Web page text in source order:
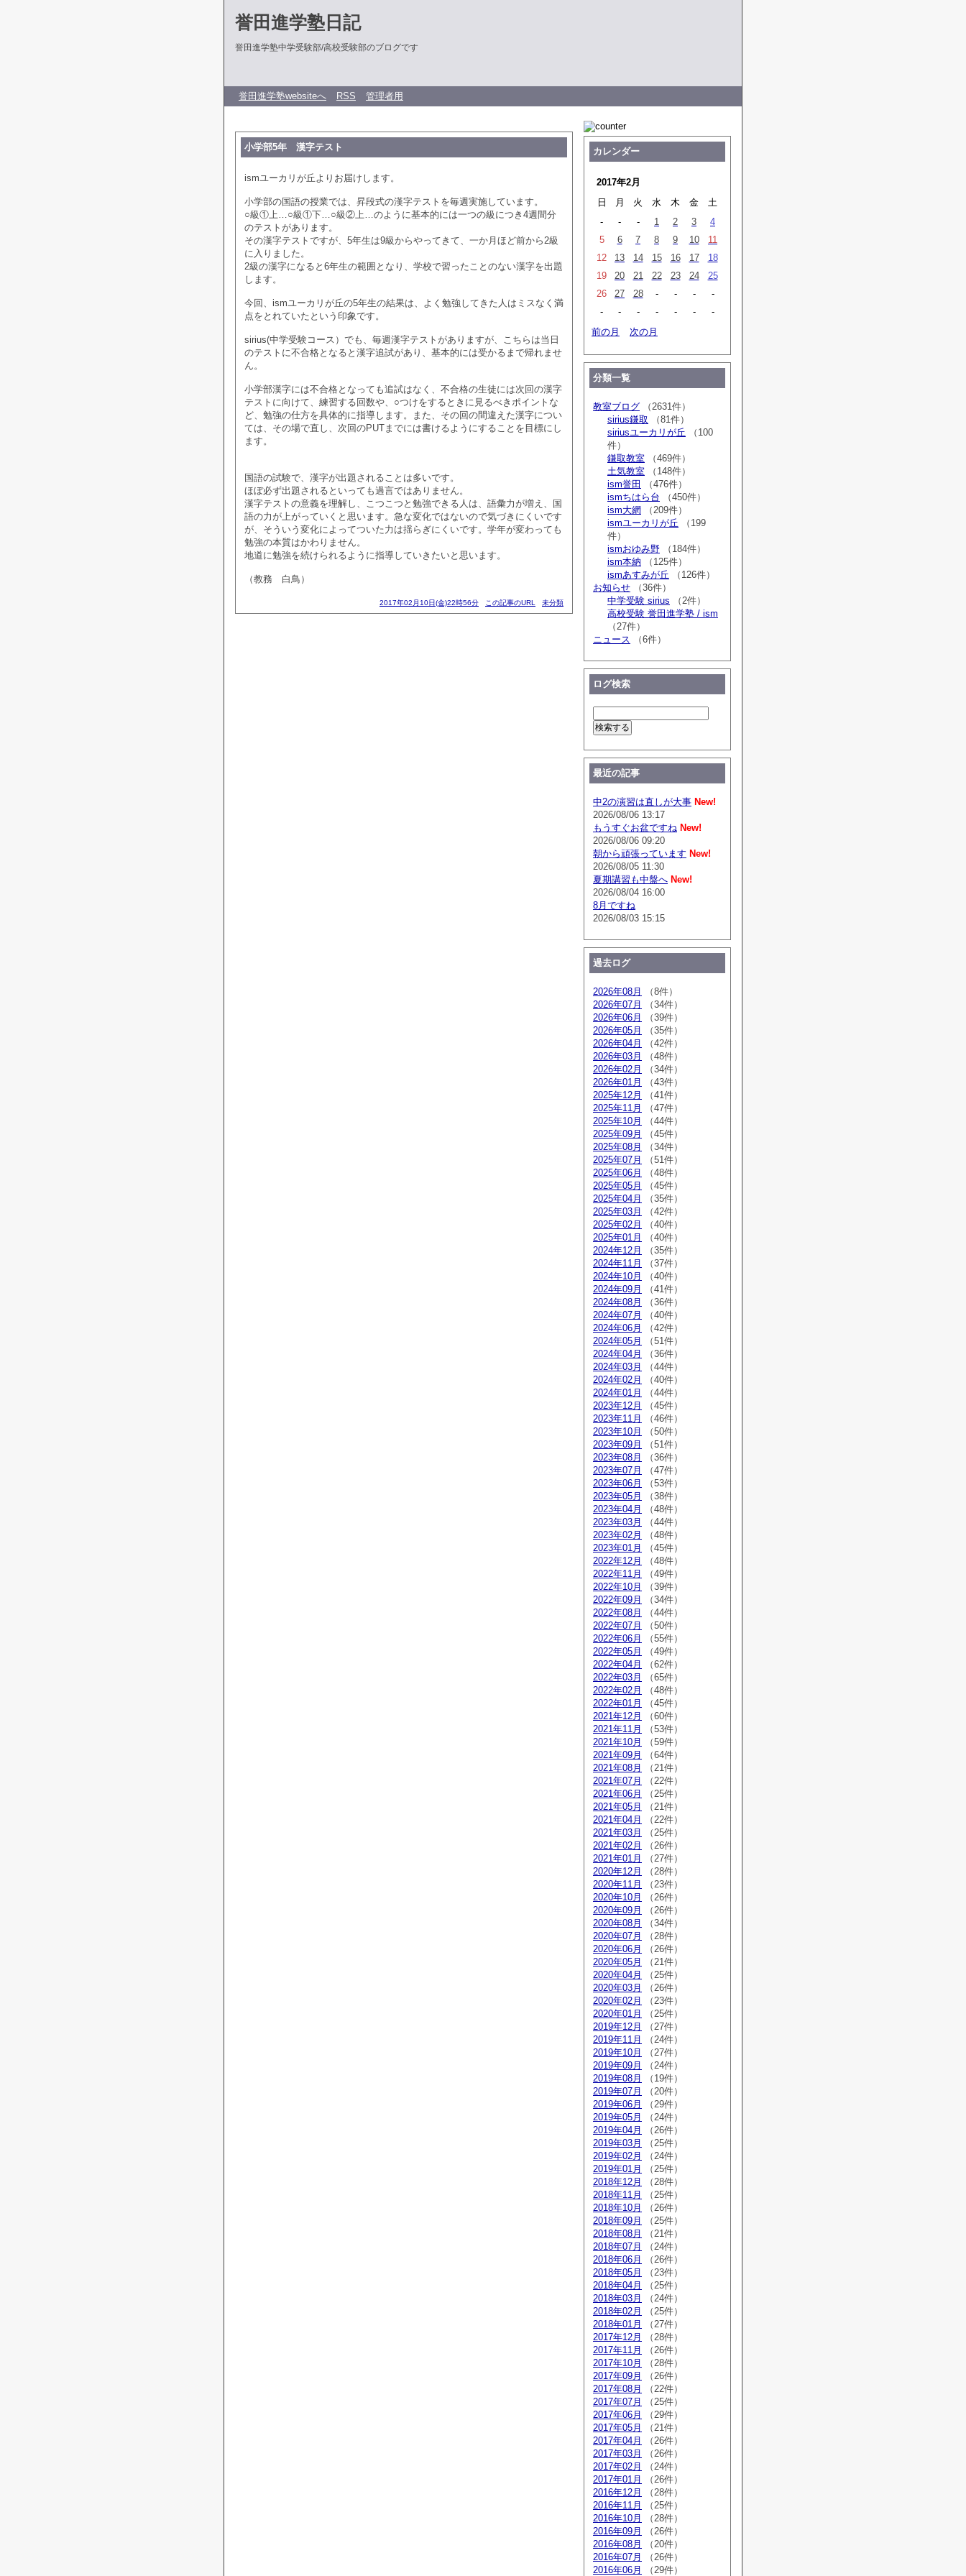
誉田進学塾日記
誉田進学塾中学受験部/高校受験部のブログです
誉田進学塾websiteへ RSS 管理者用
小学部5年 漢字テスト
ismユーカリが丘よりお届けします。
小学部の国語の授業では、昇段式の漢字テストを毎週実施しています。
○級①上…○級①下…○級②上…のように基本的には一つの級につき4週間分
のテストがあります。
その漢字テストですが、5年生は9級からやってきて、一か月ほど前から2級
に入りました。
2級の漢字になると6年生の範囲となり、学校で習ったことのない漢字を出題
します。
今回、ismユーカリが丘の5年生の結果は、よく勉強してきた人はミスなく満
点をとれていたという印象です。
sirius(中学受験コース）でも、毎週漢字テストがありますが、こちらは当日
のテストに不合格となると漢字追試があり、基本的には受かるまで帰れませ
ん。
小学部漢字には不合格となっても追試はなく、不合格の生徒には次回の漢字
テストに向けて、練習する回数や、○つけをするときに見るべきポイントな
ど、勉強の仕方を具体的に指導します。また、その回の間違えた漢字につい
ては、その場で直し、次回のPUTまでには書けるようにすることを目標にし
ます。
国語の試験で、漢字が出題されることは多いです。
ほぼ必ず出題されるといっても過言ではありません。
漢字テストの意義を理解し、こつこつと勉強できる人は、語彙力が増え、国
語の力が上がっていくと思います。急な変化ではないので気づきにくいです
が、そういう変化によってついた力は揺らぎにくいです。学年が変わっても
勉強の本質はかわりません。
地道に勉強を続けられるように指導していきたいと思います。
（教務 白鳥）
2017年02月10日(金)22時56分 この記事のURL 未分類
カレンダー
2017年2月
日
月 火 水 木 金
土
-
- - 1 2 3
4
5
6 7 8 9 10
11
12
13 14 15 16 17
18
19
20 21 22 23 24
25
26
27 28 - - -
-
-
- - - - -
-
前の月
次の月
分類一覧
教室ブログ （2631件）
sirius鎌取 （81件）
siriusユーカリが丘 （100
件）
鎌取教室 （469件）
土気教室 （148件）
ism誉田
（476件）
ismちはら台 （450件）
ism大網 （209件）
ismユーカリが丘 （199
件）
ismおゆみ野 （184件）
ism本納 （125件）
ismあすみが丘 （126件）
お知らせ （36件）
中学受験 sirius （2件）
高校受験 誉田進学塾 / ism
（27件）
ニュース （6件）
ログ検索
最近の記事
中2の演習は直しが大事 New!
2026/08/06 13:17
もうすぐお盆ですね New!
2026/08/06 09:20
朝から頑張っています New!
2026/08/05 11:30
夏期講習も中盤へ New!
2026/08/04 16:00
8月ですね
2026/08/03 15:15
過去ログ
2026年08月
（8件）
2026年07月
（34件）
2026年06月
（39件）
2026年05月
（35件）
2026年04月
（42件）
2026年03月
（48件）
2026年02月
（34件）
2026年01月
（43件）
2025年12月
（41件）
2025年11月
（47件）
2025年10月
（44件）
2025年09月
（45件）
2025年08月
（34件）
2025年07月
（51件）
2025年06月
（48件）
2025年05月
（45件）
2025年04月
（35件）
2025年03月
（42件）
2025年02月
（40件）
2025年01月
（40件）
2024年12月
（35件）
2024年11月
（37件）
2024年10月
（40件）
2024年09月
（41件）
2024年08月
（36件）
2024年07月
（40件）
2024年06月
（42件）
2024年05月
（51件）
2024年04月
（36件）
2024年03月
（44件）
2024年02月
（40件）
2024年01月
（44件）
2023年12月
（45件）
2023年11月
（46件）
2023年10月
（50件）
2023年09月
（51件）
2023年08月
（36件）
2023年07月
（47件）
2023年06月
（53件）
2023年05月
（38件）
2023年04月
（48件）
2023年03月
（44件）
2023年02月
（48件）
2023年01月
（45件）
2022年12月
（48件）
2022年11月
（49件）
2022年10月
（39件）
2022年09月
（34件）
2022年08月
（44件）
2022年07月
（50件）
2022年06月
（55件）
2022年05月
（49件）
2022年04月
（62件）
2022年03月
（65件）
2022年02月
（48件）
2022年01月
（45件）
2021年12月
（60件）
2021年11月
（53件）
2021年10月
（59件）
2021年09月
（64件）
2021年08月
（21件）
2021年07月
（22件）
2021年06月
（25件）
2021年05月
（21件）
2021年04月
（22件）
2021年03月
（25件）
2021年02月
（26件）
2021年01月
（27件）
2020年12月
（28件）
2020年11月
（23件）
2020年10月
（26件）
2020年09月
（26件）
2020年08月
（34件）
2020年07月
（28件）
2020年06月
（26件）
2020年05月
（21件）
2020年04月
（25件）
2020年03月
（26件）
2020年02月
（23件）
2020年01月
（25件）
2019年12月
（27件）
2019年11月
（24件）
2019年10月
（27件）
2019年09月
（24件）
2019年08月
（19件）
2019年07月
（20件）
2019年06月
（29件）
2019年05月
（24件）
2019年04月
（26件）
2019年03月
（25件）
2019年02月
（24件）
2019年01月
（25件）
2018年12月
（28件）
2018年11月
（25件）
2018年10月
（26件）
2018年09月
（25件）
2018年08月
（21件）
2018年07月
（24件）
2018年06月
（26件）
2018年05月
（23件）
2018年04月
（25件）
2018年03月
（24件）
2018年02月
（25件）
2018年01月
（27件）
2017年12月
（28件）
2017年11月
（26件）
2017年10月
（28件）
2017年09月
（26件）
2017年08月
（22件）
2017年07月
（25件）
2017年06月
（29件）
2017年05月
（21件）
2017年04月
（26件）
2017年03月
（26件）
2017年02月
（24件）
2017年01月
（26件）
2016年12月
（28件）
2016年11月
（25件）
2016年10月
（28件）
2016年09月
（26件）
2016年08月
（20件）
2016年07月
（26件）
2016年06月
（29件）